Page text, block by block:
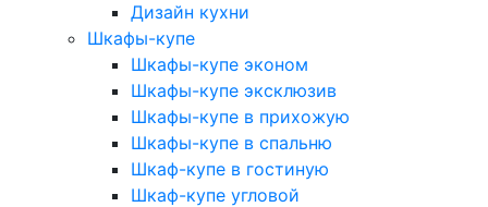
Дизайн кухни
Шкафы-купе
Шкафы-купе эконом
Шкафы-купе эксклюзив
Шкафы-купе в прихожую
Шкафы-купе в спальню
Шкаф-купе в гостиную
Шкаф-купе угловой